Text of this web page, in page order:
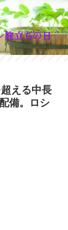
える中長
備。ロシ